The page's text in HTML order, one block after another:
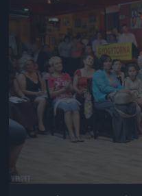
Jön